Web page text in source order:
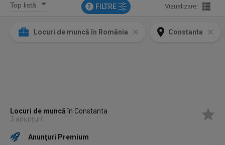
3 FILTRE Vizualizare:
Locuri de muncă în România Constanta
Locuri de muncăîn Constanta
3 anunțuri
Anunţuri Premium